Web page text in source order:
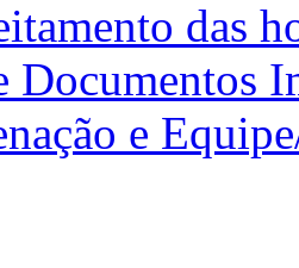
das
Documentos
e